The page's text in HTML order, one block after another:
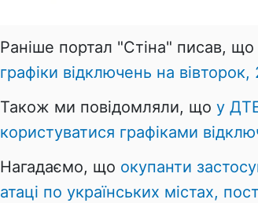
Раніше портал "Стіна" писав, що
графіки відключень на
Також ми повідомляли, що у
користуватися графіками
Нагадаємо, що окупанти
атаці по українських містах,